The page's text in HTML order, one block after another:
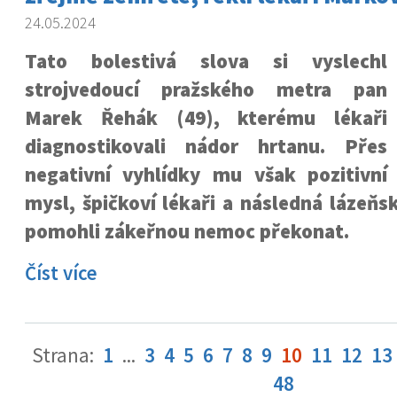
24.05.2024
Tato bolestivá slova si vyslechl
strojvedoucí pražského metra pan
Marek Řehák (49), kterému lékaři
diagnostikovali nádor hrtanu. Přes
negativní vyhlídky mu však pozitivní
mysl, špičkoví lékaři a následná
pomohli zákeřnou nemoc překonat.
Číst více
Strana: 1 ... 3 4 5 6 7 8 9 10 11 12 13
48